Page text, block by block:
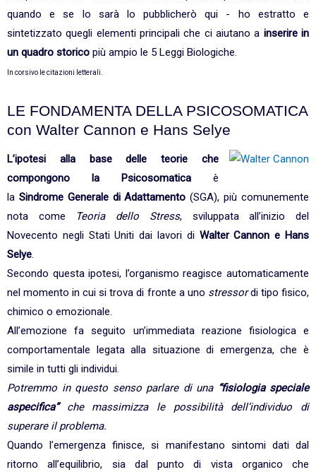
quando e se lo sarà lo pubblicherò qui - ho estratto e
sintetizzato quegli elementi principali che ci aiutano a inserire in
un quadro storico più ampio le 5 Leggi Biologiche.
In corsivo le citazioni letterali.
LE FONDAMENTA DELLA PSICOSOMATICA
con Walter Cannon e Hans Selye
L’ipotesi
alla base delle teorie che
compongono la Psicosomatica è
la Sindrome Generale di Adattamento (SGA), più comunemente
nota come Teoria dello Stress, sviluppata all’inizio del
Novecento negli Stati Uniti dai lavori di Walter Cannon e Hans
Selye.
Secondo questa ipotesi, l’organismo reagisce automaticamente
nel momento in cui si trova di fronte a uno stressordi tipo fisico,
chimico o emozionale.
All’emozione fa seguito un’immediata reazione fisiologica e
comportamentale legata alla situazione di emergenza, che è
simile in tutti gli individui.
Potremmo in questo senso parlare di una “fisiologia speciale
aspecifica”che massimizza le possibilità dell’individuo di
superare il problema.
Quando l’emergenza finisce, si manifestano sintomi dati dal
ritorno all’equilibrio, sia dal punto di vista organico che